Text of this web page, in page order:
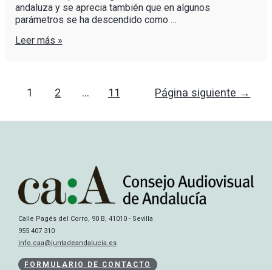
andaluza y se aprecia también que en algunos
parámetros se ha descendido como …
Leer más »
1 2 … 11 Página siguiente →
Calle Pagés del Corro, 90 B, 41010 - Sevilla
955 407 310
info.caa@juntadeandalucia.es
FORMULARIO DE CONTACTO